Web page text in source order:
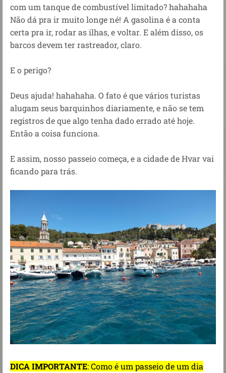
com um tanque de combustível limitado? hahahaha
Não dá pra ir muito longe né! A gasolina é a conta
certa pra ir, rodar as ilhas, e voltar. E além disso, os
barcos devem ter rastreador, claro.
E o perigo?
Deus ajuda! hahahaha. O fato é que vários turistas
alugam seus barquinhos diariamente, enão se tem
registros de que algo tenha dado errado até hoje.
Então a coisa funciona.
E assim, nosso passeio começa, e a cidade de Hvar vai
ficando para trás.
DICA IMPORTANTE: Como é um passeio de um dia